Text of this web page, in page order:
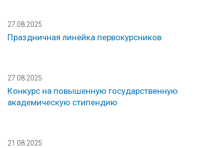
27.08.2025
Праздничная линейка первокурсников
27.08.2025
Конкурс на повышенную государственную
академическую стипендию
21.08.2025